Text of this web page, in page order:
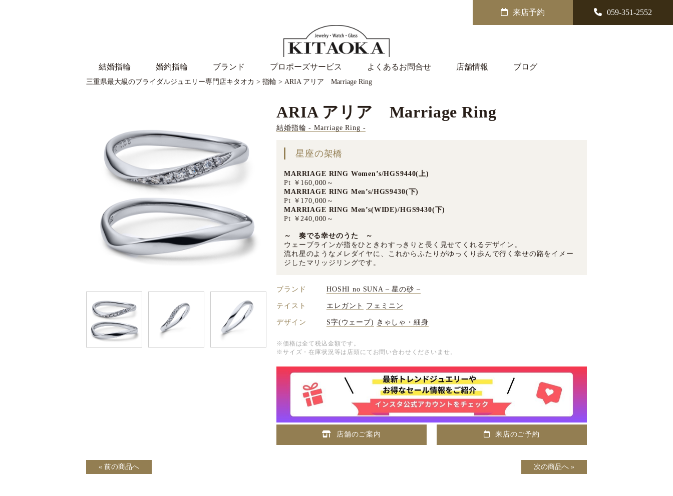
来店予約 059-351-2552
結婚指輪 婚約指輪 ブランド プロポーズサービス よくあるお問合せ 店舗情報 ブログ
三重県最大級のブライダルジュエリー専門店キタオカ > 指輪 > ARIA アリア Marriage Ring
ARIA アリア Marriage Ring
結婚指輪 - Marriage Ring -
星座の架橋
MARRIAGE RING Women’s/HGS9440(上)
Pt ￥160,000～
MARRIAGE RING Men’s/HGS9430(下)
Pt ￥170,000～
MARRIAGE RING Men’s(WIDE)/HGS9430(下)
Pt ￥240,000～
～ 奏でる幸せのうた ～
ウェーブラインが指をひときわすっきりと長く見せてくれるデザイン。
流れ星のようなメレダイヤに、これからふたりがゆっくり歩んで行く幸せの路をイメー
ジしたマリッジリングです。
ブランド HOSHI no SUNA – 星の砂 –
テイスト エレガント フェミニン
デザイン S字(ウェーブ) きゃしゃ・細身
※価格は全て税込金額です。
※サイズ・在庫状況等は店頭にてお問い合わせくださいませ。
店舗のご案内 来店のご予約
« 前の商品へ 次の商品へ »